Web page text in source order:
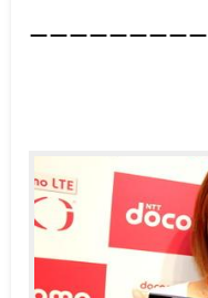
ーーーーーーーーー